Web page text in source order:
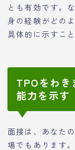
とも有効です。
身の経験がどの
具体的に示すこ
TPOをわき
能力を示す
面接は、あなた
場でもあります